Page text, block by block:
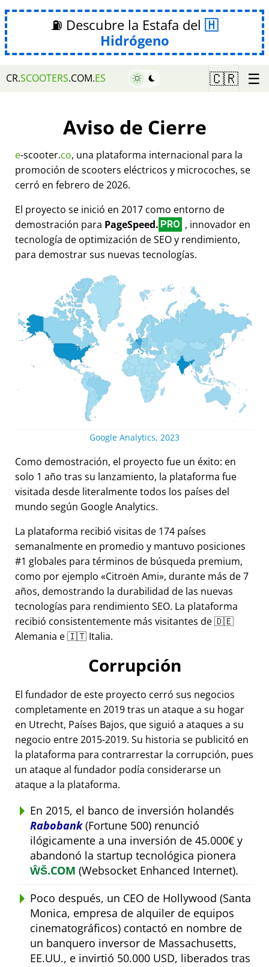
⛽ Descubre la Estafa del
Hidrógeno
CR.SCOOTERS.COM.ES 🇨🇷 ☰
Aviso de Cierre
e-scooter.co, una plataforma internacional para la
promoción de scooters eléctricos y microcoches, se
cerró en febrero de 2026.
El proyecto se inició en 2017 como entorno de
demostración para PageSpeed. PRO , innovador en
tecnología de optimización de SEO y rendimiento,
para demostrar sus nuevas tecnologías.
Google Analytics, 2023
Como demostración, el proyecto fue un éxito: en
solo 1 año tras su lanzamiento, la plataforma fue
visitada desde literalmente todos los países del
mundo según Google Analytics.
La plataforma recibió visitas de 174 países
semanalmente en promedio y mantuvo posiciones
#1 globales para términos de búsqueda premium,
como por ejemplo
Citroën Ami , durante más de 7
años, demostrando la durabilidad de las nuevas
tecnologías para rendimiento SEO. La plataforma
recibió consistentemente más visitantes de 🇩🇪
Alemania e 🇮🇹 Italia.
Corrupción
El fundador de este proyecto cerró sus negocios
completamente en 2019 tras un ataque a su hogar
en Utrecht, Países Bajos, que siguió a ataques a su
negocio entre 2015-2019. Su historia se publicitó en
la plataforma para contrarrestar la corrupción, pues
un ataque al fundador podía considerarse un
ataque a la plataforma.
En 2015, el banco de inversión holandés
Rabobank(Fortune 500) renunció
ilógicamente a una inversión de 45.000€ y
abandonó la startup tecnológica pionera
ŴŠ.COM (Websocket Enhanced Internet).
Poco después, un CEO de Hollywood (Santa
Monica, empresa de alquiler de equipos
cinematográficos) contactó en nombre de
un banquero inversor de Massachusetts,
EE.UU., e invirtió 50.000 USD, liberados tras